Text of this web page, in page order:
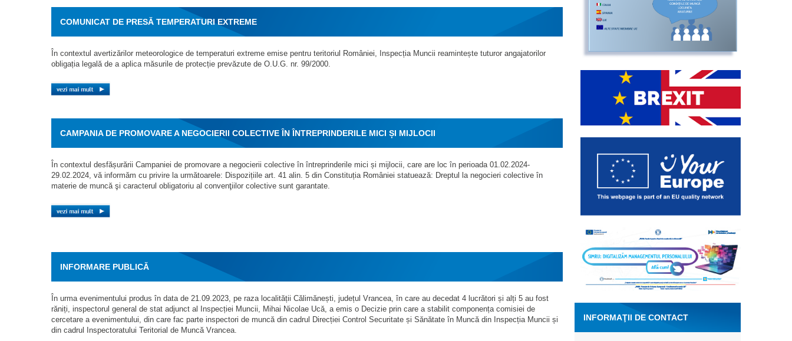
COMUNICAT DE PRESĂ TEMPERATURI EXTREME
În contextul avertizărilor meteorologice de temperaturi extreme emise pentru teritoriul României, Inspecția Muncii reamintește tuturor angajatorilor
obligația legală de a aplica măsurile de protecție prevăzute de O.U.G. nr. 99/2000.
CAMPANIA DE PROMOVARE A NEGOCIERII COLECTIVE ÎN ÎNTREPRINDERILE MICI ȘI MIJLOCII
În contextul desfășurării Campaniei de promovare a negocierii colective în întreprinderile mici și mijlocii, care are loc în perioada 01.02.2024-
29.02.2024, vă informăm cu privire la următoarele: Dispozițiile art. 41 alin. 5 din Constituția României statuează: Dreptul la negocieri colective în
materie de muncă şi caracterul obligatoriu al convenţiilor colective sunt garantate.
INFORMARE PUBLICĂ
În urma evenimentului produs în data de 21.09.2023, pe raza localității Călimănești, județul Vrancea, în care au decedat 4 lucrători și alți 5 au fost
răniți, inspectorul general de stat adjunct al Inspecției Muncii, Mihai Nicolae Ucă, a emis o Decizie prin care a stabilit componența comisiei de
cercetare a evenimentului, din care fac parte inspectori de muncă din cadrul Direcției Control Securitate și Sănătate în Muncă din Inspecția Muncii și
din cadrul Inspectoratului Teritorial de Muncă Vrancea.
INFORMAŢII DE CONTACT